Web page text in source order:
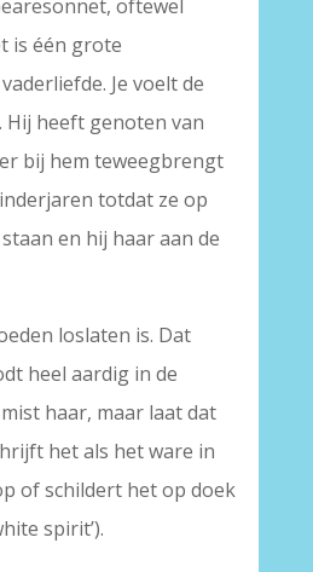
oftewel
is één grote
Je voelt de
heeft genoten van
bij hem teweegbrengt
totdat ze op
en hij haar aan de
loslaten is. Dat
heel aardig in de
haar, maar laat dat
het als het ware in
of schildert het op doek
spirit’).